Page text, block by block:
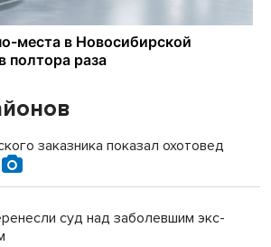
заказника показал охотовед
суд над заболевшим экс-